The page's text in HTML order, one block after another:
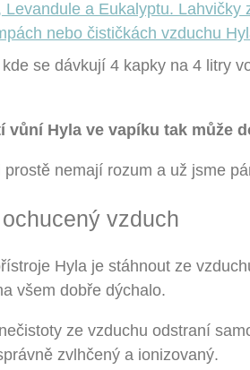
se dávkují 4 kapky na 4 litry
vůní Hyla ve vapíku tak může
prostě nemají rozum a už jsme
vzduch
Hyla je stáhnout ze
všem dobře dýchalo.
ze vzduchu odstraní
zvlhčený a ionizovaný.